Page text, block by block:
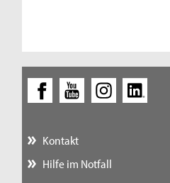
Kontakt
Hilfe im Notfall